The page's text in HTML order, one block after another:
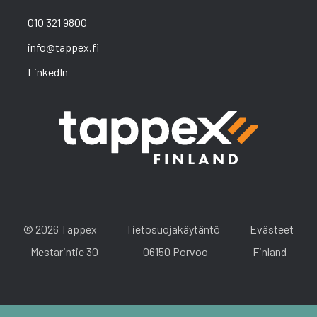
010 321 9800
info@tappex.fi
LinkedIn
© 2026 Tappex Tietosuojakäytäntö
Evästeet
Mestarintie 30
06150 Porvoo Finland